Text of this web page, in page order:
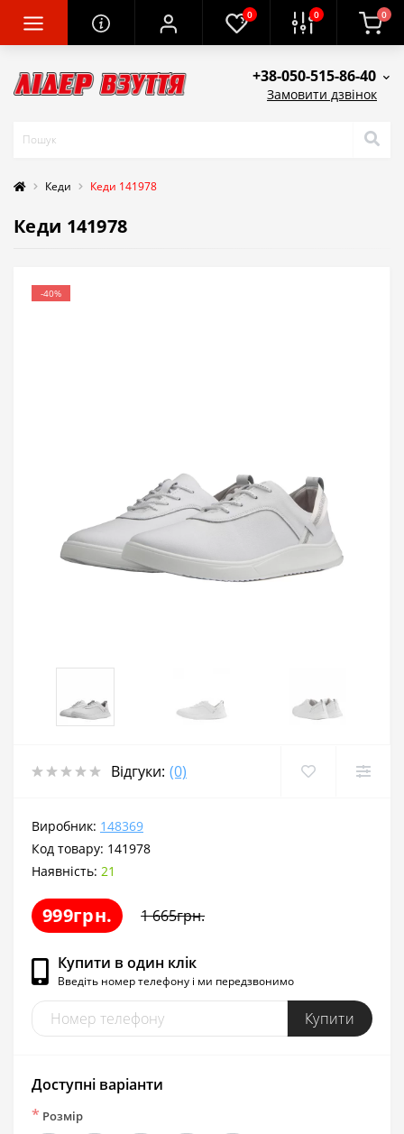
0 0 0
+38-050-515-86-40
Замовити дзвінок
Кеди Кеди 141978
Кеди 141978
-40%
Відгуки: (0)
Виробник: 148369
Код товару: 141978
Наявність: 21
999грн. 1 665грн.
Купити в один клік
Введіть номер телефону і ми передзвонимо
Купити
Доступні варіанти
* Розмір